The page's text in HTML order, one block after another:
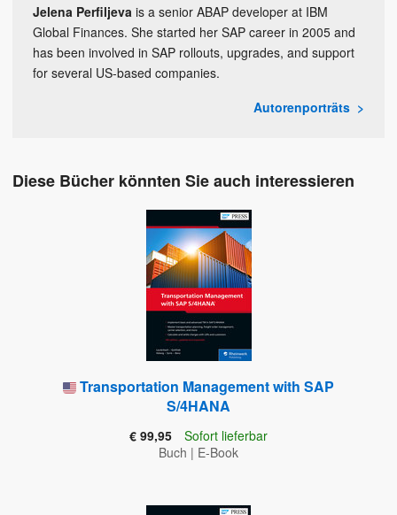
Jelena Perfiljeva is a senior ABAP developer at IBM
Global Finances. She started her SAP career in 2005 and
has been involved in SAP rollouts, upgrades, and support
for several US-based companies.
Autorenporträts
Diese Bücher könnten Sie auch interessieren
Transportation Management with SAP
S/4HANA
€ 99,95
Sofort lieferbar
Buch | E-Book